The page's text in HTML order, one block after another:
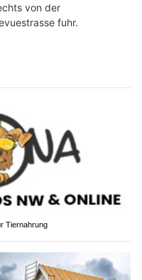
von der
fuhr.
Tiernahrung